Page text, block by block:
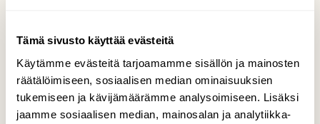
Tämä sivusto käyttää evästeitä
Käytämme evästeitä tarjoamamme sisällön ja mainosten
räätälöimiseen, sosiaalisen median ominaisuuksien
tukemiseen ja kävijämäärämme analysoimiseen. Lisäksi
jaamme sosiaalisen median, mainosalan ja analytiikka-
Suomen Luonnon toimittaja, joka innostuu
lajintunnistuksesta ja puutarhapuuhista, rengastaa
lintuja sekä laskee kimalaisia.